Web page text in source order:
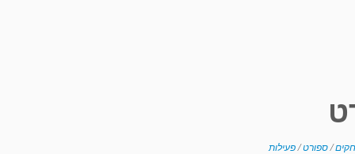
/ספורט/פעילות